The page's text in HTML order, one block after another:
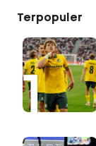
Terpopuler